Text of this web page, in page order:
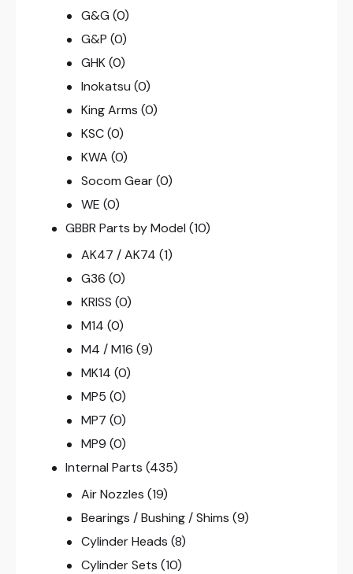
G&G (0)
G&P (0)
GHK (0)
Inokatsu (0)
King Arms (0)
KSC (0)
KWA (0)
Socom Gear (0)
WE (0)
GBBR Parts by Model (10)
AK47 / AK74 (1)
G36 (0)
KRISS (0)
M14 (0)
M4 / M16 (9)
MK14 (0)
MP5 (0)
MP7 (0)
MP9 (0)
Internal Parts (435)
Air Nozzles (19)
Bearings / Bushing / Shims (9)
Cylinder Heads (8)
Cylinder Sets (10)